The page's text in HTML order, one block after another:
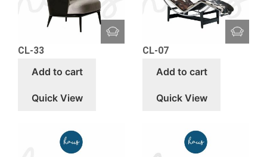
CL-33
Add to cart
Quick View
CL-07
Add to cart
Quick View